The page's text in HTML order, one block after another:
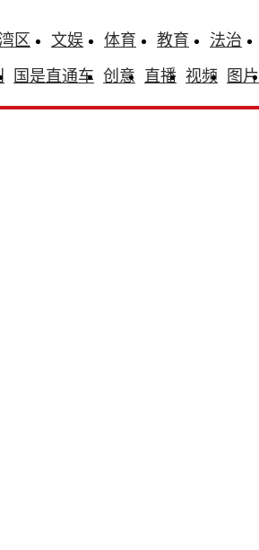
区 文娱 体育 教育 法治
国是直通车 创意 直播 视频 图片